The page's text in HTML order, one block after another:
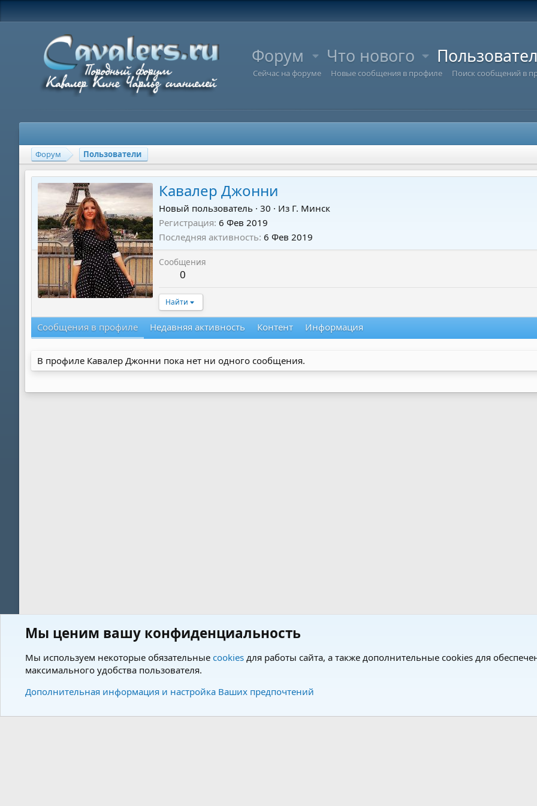
Форум Что нового
Сейчас на форуме Новые сообщения в профиле Поиск сообщений в
Форум Пользователи
Кавалер Джонни
Новый пользователь · 30 · Из Г. Минск
Регистрация 6 Фев 2019
Последняя активность 6 Фев 2019
Сообщения
0
Найти
Сообщения в профиле Недавняя активность Контент Информация
В профиле Кавалер Джонни пока нет ни одного сообщения.
Мы ценим вашу конфиденциальность
Мы используем некоторые обязательные cookies для работы сайта, а также дополнительные cookies для
максимального удобства пользователя.
Дополнительная информация и настройка Ваших предпочтений